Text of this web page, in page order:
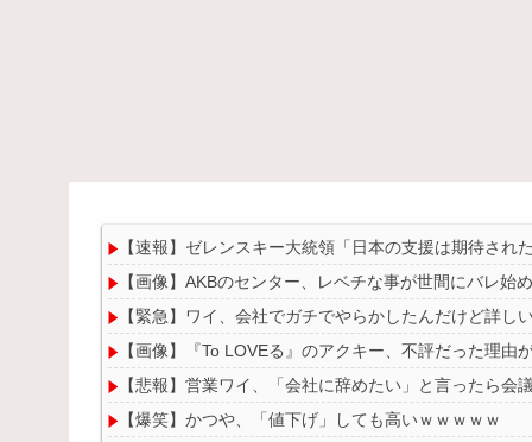
【速報】ゼレンスキー大統領「日本の支援は期待され
【画像】AKBのセンター、レベチな事が世間にバレ始
【緊急】ワイ、会社でガチでやらかしたんだけど詳し
【画像】『To LOVEる』のアクキー、不評だった理由
【悲報】営業ワイ、「会社に辞めたい」と言ったら会
【爆笑】かつや、「値下げ」しても高いｗｗｗｗｗ